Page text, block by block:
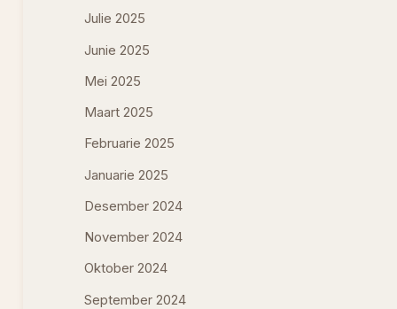
Julie 2025
Junie 2025
Mei 2025
Maart 2025
Februarie 2025
Januarie 2025
Desember 2024
November 2024
Oktober 2024
September 2024